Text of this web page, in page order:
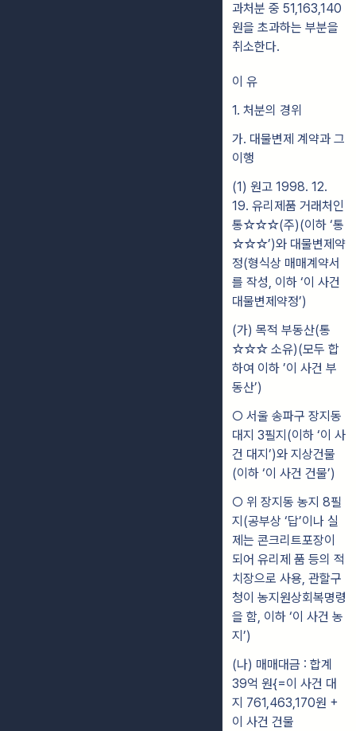
과처분 중 51,163,140
원을 초과하는 부분을
취소한다.
이 유
1. 처분의 경위
가. 대물변제 계약과 그
이행
(1) 원고 1998. 12.
19. 유리제품 거래처인
통☆☆☆(주)(이하 ‘통
☆☆☆’)와 대물변제약
정(형식상 매매계약서
를 작성, 이하 ‘이 사건
대물변제약정’)
(가) 목적 부동산(통
☆☆☆ 소유)(모두 합
하여 이하 ’이 사건 부
동산’)
○ 서울 송파구 장지동
대지 3필지(이하 ‘이 사
건 대지’)와 지상건물
(이하 ‘이 사건 건물’)
○ 위 장지동 농지 8필
지(공부상 ‘답’이나 실
제는 콘크리트포장이
되어 유리제 품 등의 적
치장으로 사용, 관할구
청이 농지원상회복명령
을 함, 이하 ‘이 사건 농
지’)
(나) 매매대금 : 합계
39억 원{=이 사건 대
지 761,463,170원 +
이 사건 건물